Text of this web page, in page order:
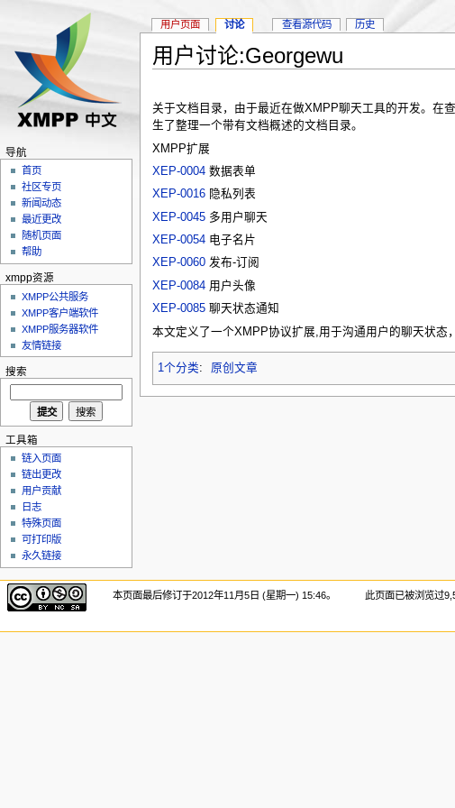
用户讨论:Georgewu
关于文档目录，由于最近在做XMPP聊天工具的开发。在
生了整理一个带有文档概述的文档目录。
XMPP扩展
XEP-0004数据表单
XEP-0016隐私列表
XEP-0045多用户聊天
XEP-0054电子名片
XEP-0060发布-订阅
XEP-0084用户头像
XEP-0085聊天状态通知
本文定义了一个XMPP协议扩展,用于沟通用户的聊天状态
1个分类: 原创文章
用户页面 讨论 查看源代码 历史
导航
首页
社区专页
新闻动态
最近更改
随机页面
帮助
xmpp资源
XMPP公共服务
XMPP客户端软件
XMPP服务器软件
友情链接
搜索
工具箱
链入页面
链出更改
用户贡献
日志
特殊页面
可打印版
永久链接
本页面最后修订于2012年11月5日 (星期一) 15:46。 此页面已被浏览过